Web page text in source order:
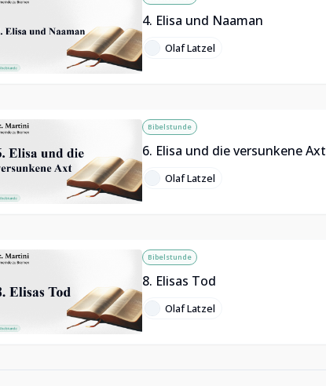
4. Elisa und Naaman
Olaf Latzel
Bibelstunde
6. Elisa und die versunkene Axt
Olaf Latzel
Bibelstunde
8. Elisas Tod
Olaf Latzel